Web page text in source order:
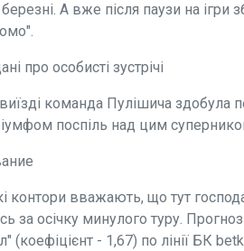
А вже після паузи на ігри
про особисті зустрічі
команда Пулішича
поспіль над цим
контори вважають, що тут
за осічку минулого туру.
(коефіцієнт - 1,67) по лінії БК